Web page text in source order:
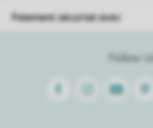
Follow
FacebookInstagramYoutube
Paiement sécurisé avec